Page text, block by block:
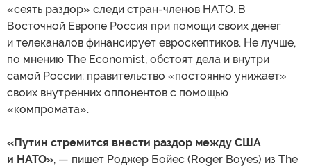
«сеять раздор» следи стран-членов НАТО. В
Восточной Европе Россия при помощи своих денег
и телеканалов финансирует евроскептиков. Не лучше,
по мнению The Economist, обстоят дела и внутри
самой России: правительство «постоянно унижает»
своих внутренних оппонентов с помощью
«компромата».
«Путин стремится внести раздор между США
и НАТО», — пишет Роджер Бойес (Roger Boyes) из The